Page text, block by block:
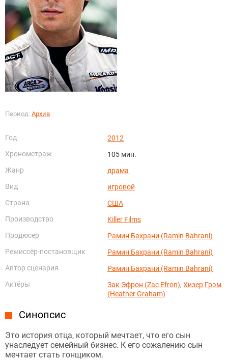
Период: Архив
Год
2012
Хронометраж
105 мин.
Жанр
драма
Вид
игровой
Страна
США
Производство
Killer Films
Продюсер
Рамин Бахрани (Ramin Bahrani)
Режиссёр-постановщик
Рамин Бахрани (Ramin Bahrani)
Автор сценария
Рамин Бахрани (Ramin Bahrani)
Актёры
Зак Эфрон (Zac Efron),Хизер Грэм
(Heather Graham)
Синопсис
Это история отца, который мечтает, что его сын
унаследует семейный бизнес. К его сожалению сын
мечтает стать гонщиком.